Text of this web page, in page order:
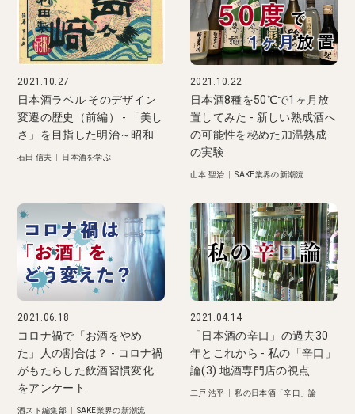
2021.10.27
日本酒ラベル そのデザイン
変遷の歴史（前編） - 「美し
さ」を目指した明治～昭和
石田 信夫 日本酒を学ぶ
2021.10.22
日本酒8種を50℃で1ヶ月放
置してみた - 新しい熟成酒へ
の可能性を秘めた加温熟成
の実験
山本 聖治 |SAKE業界の新潮流
2021.06.18
コロナ禍で「お酒をやめ
た」人の割合は？ - コロナ禍
がもたらした飲酒習慣変化
をアンケート
酒スト編集部| SAKE業界の新潮流
2021.04.14
「日本酒の辛口」の過去30
年とこれから - 私の「辛口」
論(3) 地酒専門店の視点
二戸 浩平 |私の日本酒「辛口」論